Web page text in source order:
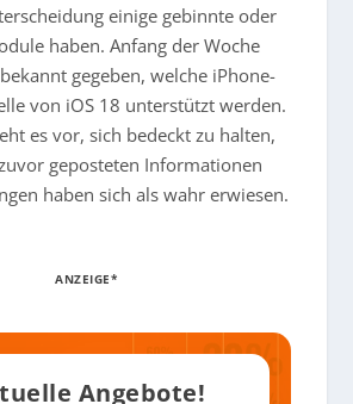
einige gebinnte oder
haben. Anfang der Woche
gegeben, welche iPhone-
von iOS 18 unterstützt werden.
es vor, sich bedeckt zu halten,
geposteten Informationen
haben sich als wahr erwiesen.
ANZEIGE*
Angebote!